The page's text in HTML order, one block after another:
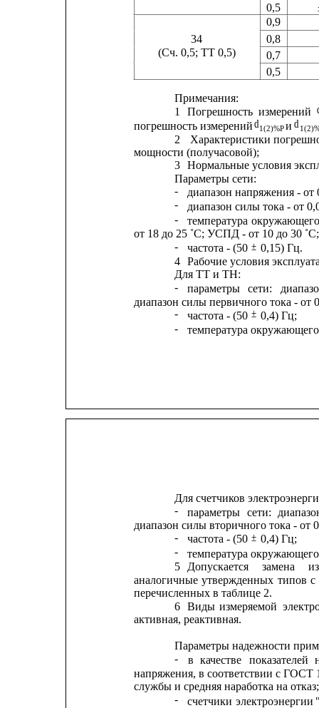
0,5
34
0,8
(Сч. 0,5; ТТ 0,5)
0,7
0,5
Примечания:
1
Погрешность измерений
погрешность измерений d1(2)%Pи d
2
Характеристики
мощности (получасовой);
3
Нормальные условия
Параметры сети:
-
диапазон напряжения - от
-
диапазон силы тока - от
-
температура окружающего
от 18 до 25 ˚С; УСПД - от 10 до 30
-
частота - (50 ± 0,15) Гц.
4
Рабочие условия
Для ТТ и ТН:
-
параметры сети:
диапазон силы первичного тока - от
-
частота - (50 ± 0,4) Гц;
-
температура
Для счетчиков
-
параметры сети:
диапазон силы вторичного тока - от
-
частота - (50 ± 0,4) Гц;
-
температура
5
Допускается замена
аналогичные утвержденных типов с
перечисленных в таблице 2.
6
Виды измеряемой
активная, реактивная.
Параметры надежности
-
в качестве показателей
напряжения, в соответствии с
службы и средняя наработка на отказ;
-
счетчики электроэнергии